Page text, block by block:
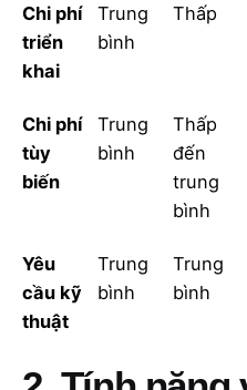
Chi phí
triển
khai
Trung
bình
Thấp
Chi phí
tùy
biến
Trung
bình
Thấp
đến
trung
bình
Yêu
cầu kỹ
thuật
Trung
bình
Trung
bình